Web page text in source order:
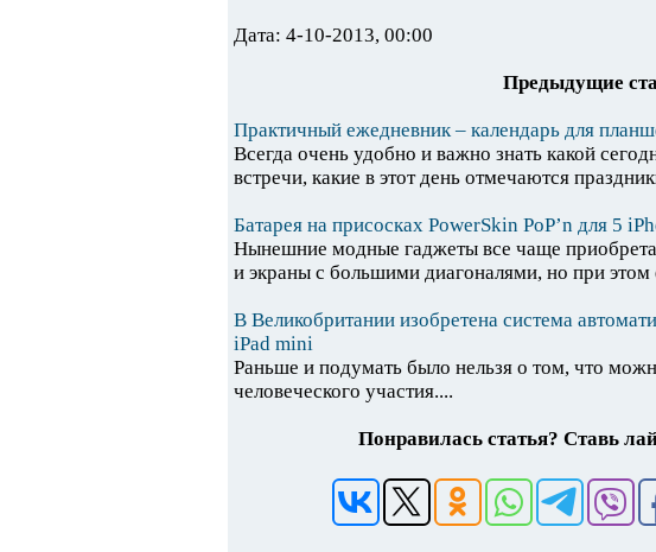
Дата: 4-10-2013, 00:00
Предыдущие
Практичный ежедневник – календарь для
Всегда очень удобно и важно знать какой
встречи, какие в этот день отмечаются
Батарея на присосках PowerSkin PoP’n для 5
Нынешние модные гаджеты все чаще
и экраны с большими диагоналями, но при
В Великобритании изобретена система
iPad mini
Раньше и подумать было нельзя о том, что
человеческого участия....
Понравилась статья? Ставь